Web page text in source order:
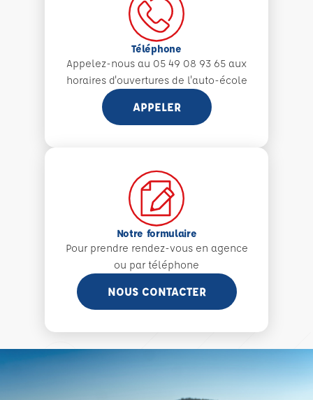
Téléphone
Appelez-nous au 05 49 08 93 65 aux
horaires d'ouvertures de l'auto-école
APPELER
Notre formulaire
Pour prendre rendez-vous en agence
ou par téléphone
NOUS CONTACTER